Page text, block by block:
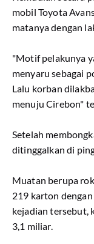
mobil Toyota
matanya dengan
"Motif pelakunya
menyaru sebagai
Lalu korban
menuju Cirebon"
Setelah
ditinggalkan di
Muatan berupa
219 karton
kejadian tersebut,
3,1 miliar.